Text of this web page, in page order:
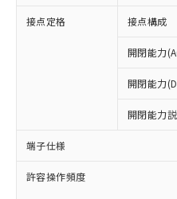
接点定格 接点構成
開閉能力
開閉能力
開閉能力
端子仕様
許容操作頻度
※1 対応状況
対応済み：EU
非含有に対応した製
す。